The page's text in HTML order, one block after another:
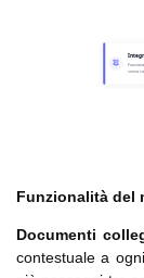
Funzionalità del
Documenti
contestuale a